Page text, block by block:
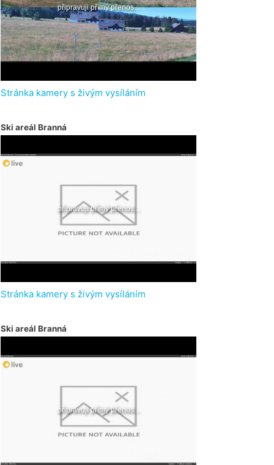
Stránka kamery s živým vysíláním
Ski areál Branná
Stránka kamery s živým vysíláním
Ski areál Branná